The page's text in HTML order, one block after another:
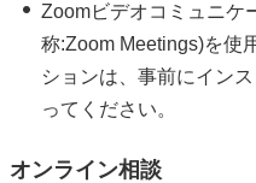
Zoomビデオコミュニケ
称:Zoom Meetings)を使
ションは、事前にイン
ってください。
オンライン相談